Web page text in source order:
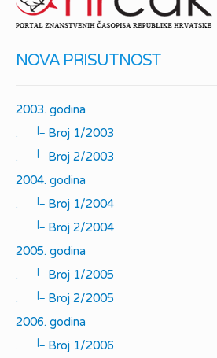
NOVA PRISUTNOST
2003. godina
.
|_
Broj 1/2003
.
|_
Broj 2/2003
2004. godina
.
|_
Broj 1/2004
.
|_
Broj 2/2004
2005. godina
.
|_
Broj 1/2005
.
|_
Broj 2/2005
2006. godina
.
|_
Broj 1/2006